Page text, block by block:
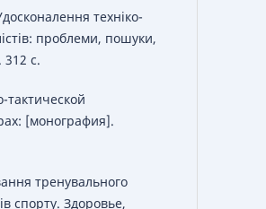
техніко-
проблеми, пошуки,
с.
[монография].
тренувального
спорту. Здоровье,